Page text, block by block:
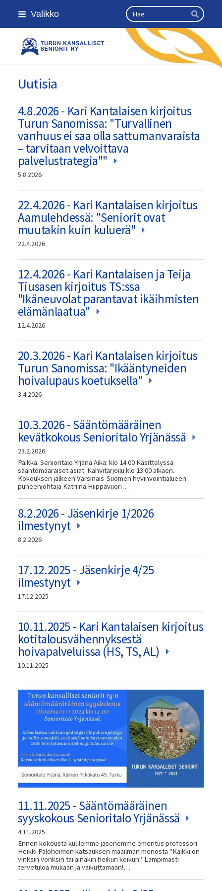
Siirry
sivun
Valikko Haku
Hae
Turun kansalliset seniorit ry
Uutisia
4.8.2026 - Kari Kantalaisen kirjoitus
Turun Sanomissa: "Turvallinen
vanhuus ei saa olla sattumanvaraista
– tarvitaan velvoittava
palvelustrategia""
5.8.2026
22.4.2026 - Kari Kantalaisen kirjoitus
Aamulehdessä: "Seniorit ovat
muutakin kuin kuluerä"
22.4.2026
12.4.2026 - Kari Kantalaisen ja Teija
Tiusasen kirjoitus TS:ssa
"Ikäneuvolat parantavat ikäihmisten
elämänlaatua"
12.4.2026
20.3.2026 - Kari Kantalaisen kirjoitus
Turun Sanomissa: "Ikääntyneiden
hoivalupaus koetuksella"
3.4.2026
10.3.2026 - Sääntömääräinen
kevätkokous Senioritalo Yrjänässä
23.2.2026
Paikka: Senioritalo Yrjänä Aika: klo 14.00 Käsittelyssä
sääntömääräiset asiat. Kahvitarjoilu klo 13.00 alkaen.
Kokouksen jälkeen Varsinais-Suomen hyvinvointialueen
puheenjohtaja Katriina Hiippavuori…
8.2.2026 - Jäsenkirje 1/2026
ilmestynyt
8.2.2026
17.12.2025 - Jäsenkirje 4/25
ilmestynyt
17.12.2025
10.11.2025 - Kari Kantalaisen kirjoitus
kotitalousvähennyksestä
hoivapalveluissa (HS, TS, AL)
10.11.2025
11.11.2025 - Sääntömääräinen
syyskokous Senioritalo Yrjänässä
4.11.2025
Ennen kokousta kuulemme jäsenemme emeritus professori
Heikki Paloheimon katsauksen maailman menosta "Kaikki on
vinksin vonksin tai ainakin heikun keikun". Lämpimästi
tervetuloa mukaan ja vaikuttamaan!…